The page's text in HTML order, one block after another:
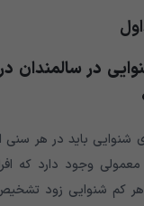
در سالمندان
شنوایی باید در هر
وجود دارد که افراد
کم شنوایی زود